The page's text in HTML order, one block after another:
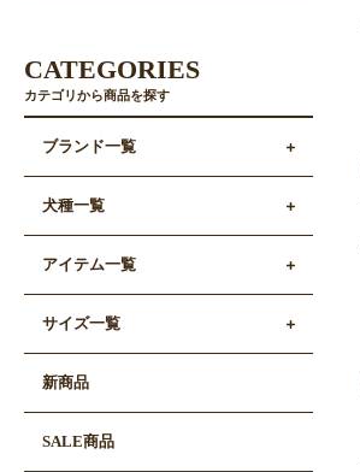
CATEGORIES
カテゴリから商品を探す
ブランド一覧
犬種一覧
アイテム一覧
サイズ一覧
新商品
SALE商品